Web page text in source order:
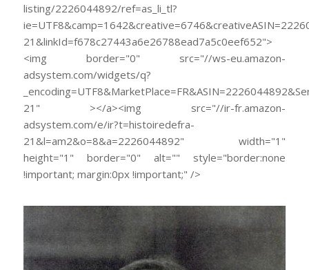
listing/2226044892/ref=as_li_tl?
21&linkId=f678c27443a6e26788ead7a5c0eef652">
<img border="0" src="//ws-eu.amazon-
adsystem.com/widgets/q?
21" ></a><img src="//ir-fr.amazon-
adsystem.com/e/ir?t=histoiredefra-
21&l=am2&o=8&a=2226044892" width="1"
height="1" border="0" alt="" style="border:none
!important; margin:0px !important;" />